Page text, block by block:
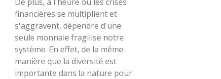
financières se multiplient et
s'aggravent, dépendre d'une
seule monnaie fragilise notre
système. En effet, de la même
manière que la diversité est
importante dans la nature pour